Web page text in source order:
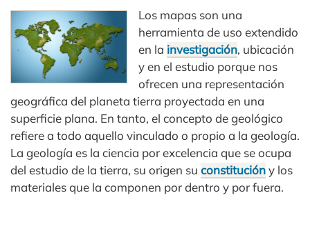
Los mapas son una
herramienta de uso extendido
en la investigación, ubicación
y en el estudio porque nos
ofrecen una representación
geográfica del planeta tierra proyectada en una
superficie plana. En tanto, el concepto de geológico
refiere a todo aquello vinculado o propio a la geología.
La geología es la ciencia por excelencia que se ocupa
del estudio de la tierra, su origen su constitucióny los
materiales que la componen por dentro y por fuera.